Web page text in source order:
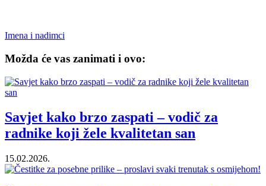
Imena i nadimci
Možda će vas zanimati i ovo:
Savjet kako brzo zaspati – vodič za
radnike koji žele kvalitetan san
15.02.2026.